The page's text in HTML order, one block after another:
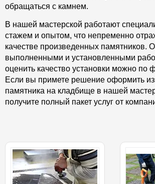
обращаться с камнем.
В нашей мастерской работают
стажем и опытом, что непременно
качестве произведенных памятников.
выполненными и установленными
оценить качество установки можно по
Если вы примете решение оформить
памятника на кладбище в нашей
получите полный пакет услуг от